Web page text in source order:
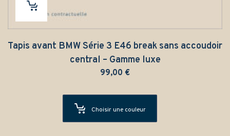
Tapis avant BMW Série 3 E46 break sans accoudoir
central – Gamme luxe
99,00 €
Choisir une couleur